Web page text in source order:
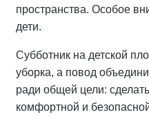
пространства. Особое
дети.
Субботник на детской
уборка, а повод
ради общей цели:
комфортной и